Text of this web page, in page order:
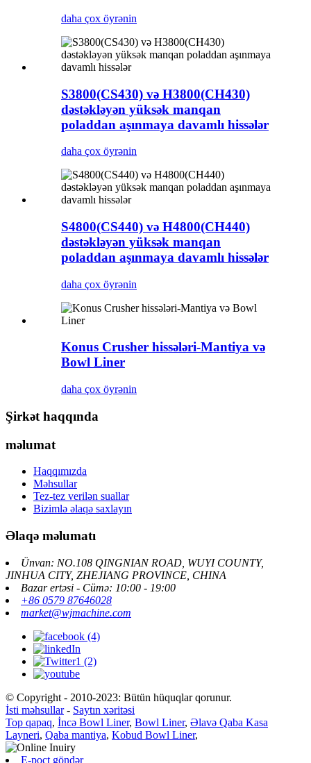
daha çox öyrənin
S3800(CS430) və H3800(CH430)
dəstəkləyən yüksək manqan
poladdan aşınmaya davamlı hissələr
daha çox öyrənin
S4800(CS440) və H4800(CH440)
dəstəkləyən yüksək manqan
poladdan aşınmaya davamlı hissələr
daha çox öyrənin
Konus Crusher hissələri-Mantiya və
Bowl Liner
daha çox öyrənin
Şirkət haqqında
məlumat
Haqqımızda
Məhsullar
Tez-tez verilən suallar
Bizimlə əlaqə saxlayın
Əlaqə məlumatı
Ünvan: NO.108 QINGNIAN ROAD, WUYI COUNTY,
JINHUA CITY, ZHEJIANG PROVINCE, CHINA
Bazar ertəsi - Cümə: 10:00 - 19:00
+86 0579 87646028
market@wjmachine.com
© Copyright - 2010-2023: Bütün hüquqlar qorunur.
İsti məhsullar- Saytın xəritəsi
Top qapaq, İncə Bowl Liner, Bowl Liner, Əlavə Qaba Kasa
Layneri, Qaba mantiya, Kobud Bowl Liner,
E-poçt göndər